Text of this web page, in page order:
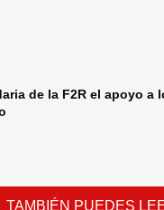
de la F2R el apoyo a
TAMBIÉN PUEDES